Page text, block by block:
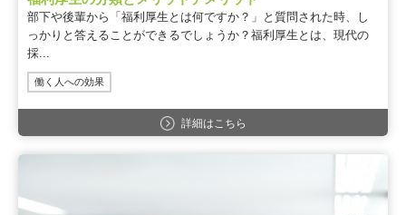
部下や後輩から「福利厚生とは何ですか？」と質問された時、し
っかりと答えることができるでしょうか？福利厚生とは、現代の
採...
働く人への効果
詳細はこちら